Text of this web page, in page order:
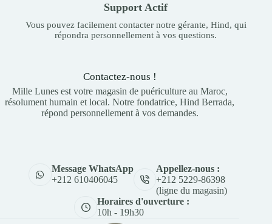
Support Actif
Vous pouvez facilement contacter notre gérante, Hind, qui
répondra personnellement à vos questions.
Contactez-nous !
Mille Lunes est votre magasin de puériculture au Maroc,
résolument humain et local. Notre fondatrice, Hind Berrada,
répond personnellement à vos demandes.
Message WhatsApp
+212 610406045
Appellez-nous :
+212 5229-86398
(ligne du magasin)
Horaires d'ouverture :
10h - 19h30